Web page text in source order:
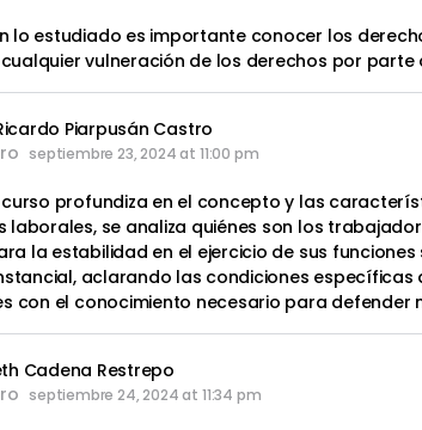
lo estudiado es importante conocer los
vulneración de los derechos por parte
Piarpusán Castro
septiembre 23, 2024 at 11:00 pm
curso profundiza en el concepto y las
laborales, se analiza quiénes son los
la estabilidad en el ejercicio de sus
aclarando las condiciones
con el conocimiento necesario para
Cadena Restrepo
septiembre 24, 2024 at 11:34 pm